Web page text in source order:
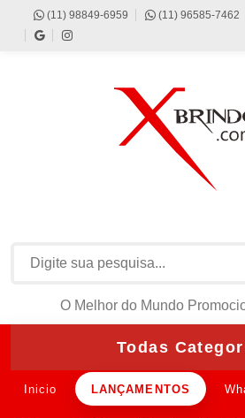
(11) 98849-6959 (11) 96585-7462
O Melhor do Mundo
Todas
Inicio LANÇAMENTOS